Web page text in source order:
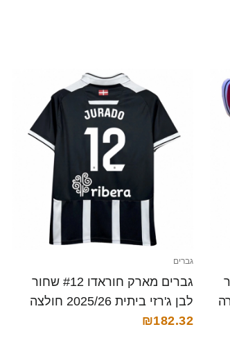
גברים
גברים מארק חוראדו #12 שחור
לבן ג'רזי ביתית 2025/26 חולצה
קצרה
₪182.32